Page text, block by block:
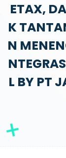
ETAX,
K
N
L BY PT